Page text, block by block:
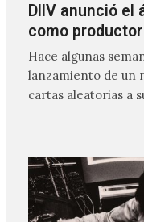
DIIV anunció el
como productor
Hace algunas
lanzamiento de un
cartas aleatorias a